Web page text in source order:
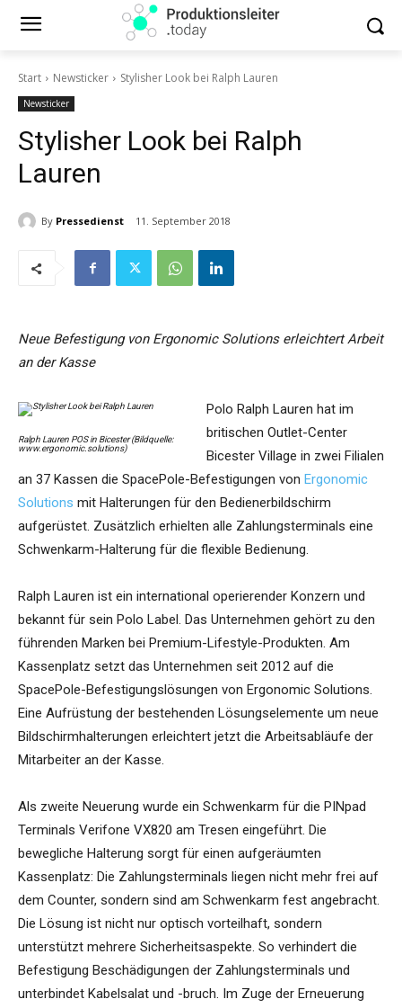
Start Newsticker Stylisher Look bei Ralph Lauren
Newsticker
Stylisher Look bei Ralph
Lauren
By Pressedienst 11. September 2018
Neue Befestigung von Ergonomic Solutions erleichtert Arbeit
an der Kasse
Ralph Lauren POS in Bicester (Bildquelle:
www.ergonomic.solutions)
Polo Ralph Lauren hat im
britischen Outlet-Center
Bicester Village in zwei Filialen
an 37 Kassen die SpacePole-Befestigungen von Ergonomic
Solutions mit Halterungen für den Bedienerbildschirm
aufgerüstet. Zusätzlich erhielten alle Zahlungsterminals eine
Schwenkarm-Halterung für die flexible Bedienung.
Ralph Lauren ist ein international operierender Konzern und
bekannt für sein Polo Label. Das Unternehmen gehört zu den
führenden Marken bei Premium-Lifestyle-Produkten. Am
Kassenplatz setzt das Unternehmen seit 2012 auf die
SpacePole-Befestigungslösungen von Ergonomic Solutions.
Eine Aufrüstung der bestehenden Lösungselemente um neue
Bildschirmhalterungen erleichtert jetzt die Arbeitsabläufe der
Mitarbeiter an der Kasse.
Als zweite Neuerung wurde ein Schwenkarm für die PINpad
Terminals Verifone VX820 am Tresen eingeführt. Die
bewegliche Halterung sorgt für einen aufgeräumten
Kassenplatz: Die Zahlungsterminals liegen nicht mehr frei auf
dem Counter, sondern sind am Schwenkarm fest angebracht.
Die Lösung ist nicht nur optisch vorteilhaft, sondern
unterstützt mehrere Sicherheitsaspekte. So verhindert die
Befestigung Beschädigungen der Zahlungsterminals und
unterbindet Kabelsalat und -bruch. Im Zuge der Erneuerung